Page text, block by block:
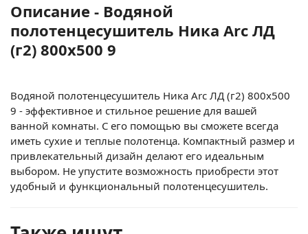
Описание - Водяной
полотенцесушитель Ника Arc ЛД
(г2) 800x500 9
Водяной полотенцесушитель Ника Arc ЛД (г2) 800x500
9 - эффективное и стильное решение для вашей
ванной комнаты. С его помощью вы сможете всегда
иметь сухие и теплые полотенца. Компактный размер и
привлекательный дизайн делают его идеальным
выбором. Не упустите возможность приобрести этот
удобный и функциональный полотенцесушитель.